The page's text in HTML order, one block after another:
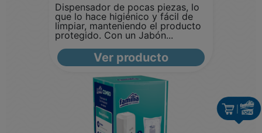
Dispensador de pocas piezas, lo
que lo hace higiénico y fácil de
limpiar, manteniendo el producto
protegido. Con un Jabón...
Ver producto